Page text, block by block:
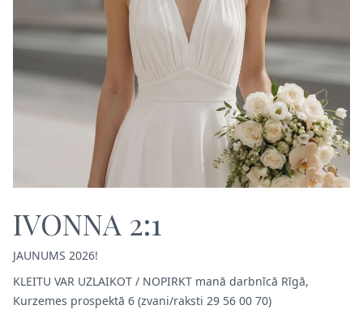
IVONNA 2:1
JAUNUMS 2026!
KLEITU VAR UZLAIKOT / NOPIRKT manā darbnīcā Rīgā,
Kurzemes prospektā 6 (zvani/raksti 29 56 00 70)